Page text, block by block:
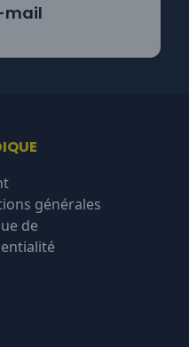
mail
générales
de